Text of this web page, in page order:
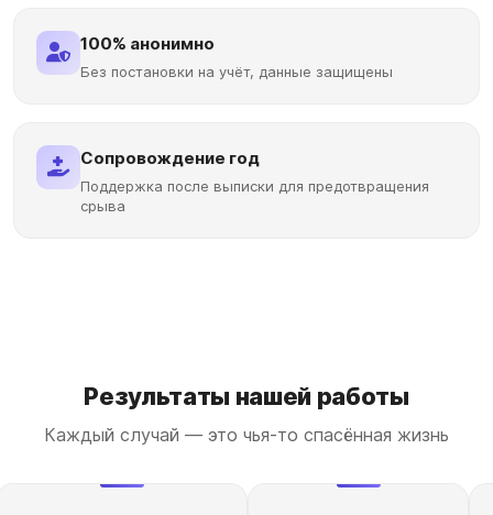
100% анонимно
Без постановки на учёт, данные защищены
Сопровождение год
Поддержка после выписки для предотвращения
срыва
Результаты нашей работы
Каждый случай — это чья-то спасённая жизнь